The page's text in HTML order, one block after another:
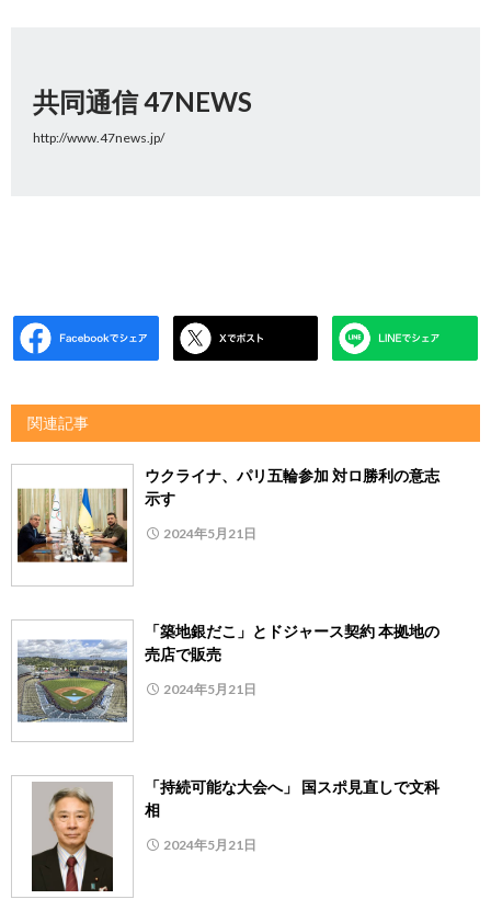
共同通信 47NEWS
http://www.47news.jp/
関連記事
ウクライナ、パリ五輪参加 対ロ勝利の意志
示す
2024年5月21日
「築地銀だこ」とドジャース契約 本拠地の
売店で販売
2024年5月21日
「持続可能な大会へ」 国スポ見直しで文科
相
2024年5月21日